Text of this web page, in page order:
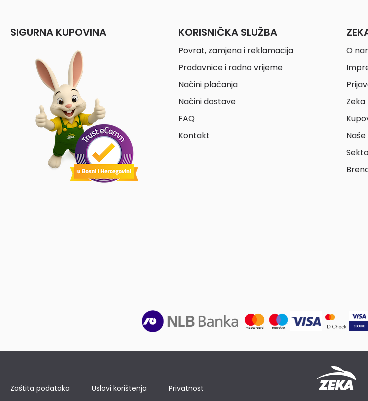
SIGURNA KUPOVINA KORISNIČKA SLUŽBA
Povrat, zamjena i reklamacija
Prodavnice i radno vrijeme
Načini plaćanja
Načini dostave
FAQ
Kontakt
O
Zaštita podataka Uslovi korištenja Privatnost